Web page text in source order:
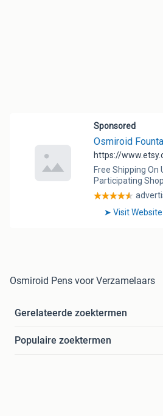
Osmiroid Pens voor Verzamelaars
Gerelateerde zoektermen
Populaire zoektermen